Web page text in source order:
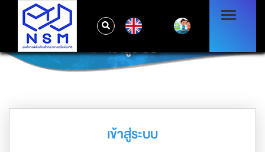
เข้าสู่ระบบ
เข้าสู่ระบบ